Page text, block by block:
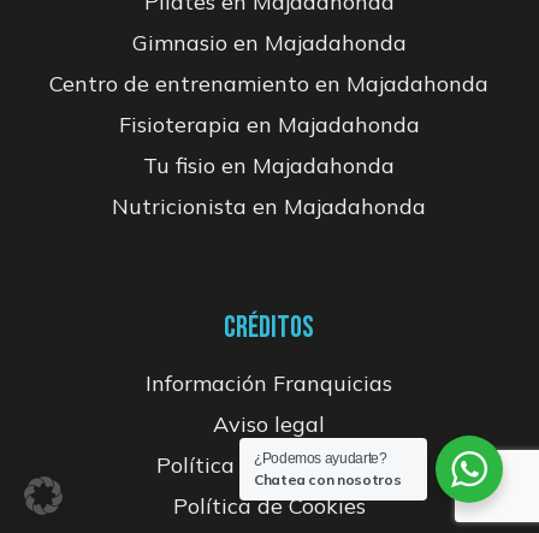
Gimnasio en Majadahonda
Centro de entrenamiento en Majadahonda
Fisioterapia en Majadahonda
Tu fisio en Majadahonda
Nutricionista en Majadahonda
CRÉDITOS
Información Franquicias
Aviso legal
Política de Privacidad
Política de Cookies
¿Podemos ayudarte?
Chatea con nosotros